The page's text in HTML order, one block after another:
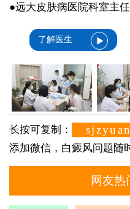
●远大皮肤病医院科室主任
了解医生
长按可复制：
添加微信，白癜风问题随
网友热